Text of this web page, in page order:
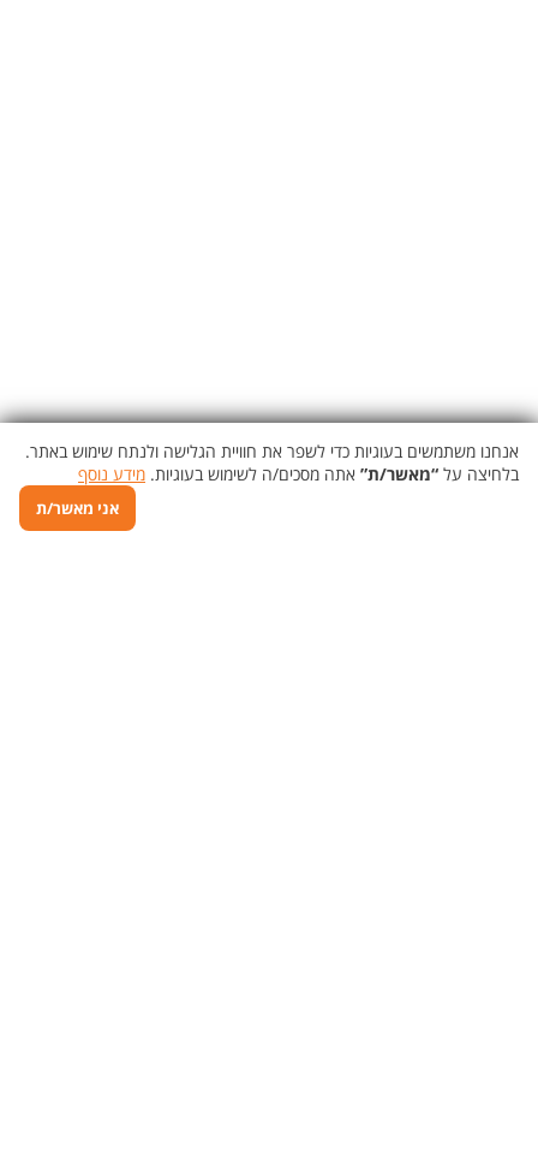
אנחנו משתמשים בעוגיות כדי לשפר את חוויית הגלישה ולנתח שימוש באתר.
בלחיצה על “מאשר/ת” אתה מסכים/ה לשימוש בעוגיות. מידע נוסף
אני מאשר/ת